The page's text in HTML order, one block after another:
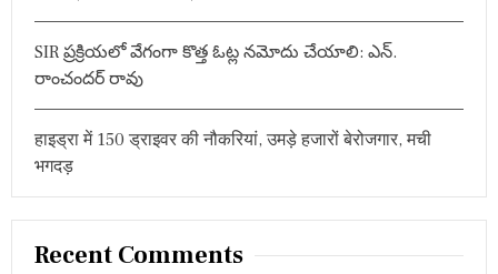
SIR ప్రక్రియలో వేగంగా కొత్త ఓట్ల నమోదు చేయాలి: ఎన్.
రాంచందర్ రావు
हाइड्रा में 150 ड्राइवर की नौकरियां, उमड़े हजारों बेरोजगार, मची
भगदड़
Recent Comments